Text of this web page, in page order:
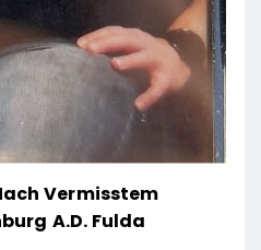
Vermisstem
A.d. Fulda